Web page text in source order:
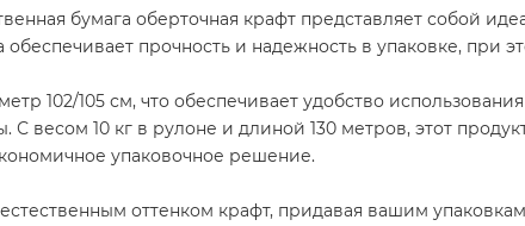
бумага оберточная крафт представляет собой
обеспечивает прочность и надежность в упаковке, при
102/105 см, что обеспечивает удобство
С весом 10 кг в рулоне и длиной 130 метров, этот
упаковочное решение.
оттенком крафт, придавая вашим